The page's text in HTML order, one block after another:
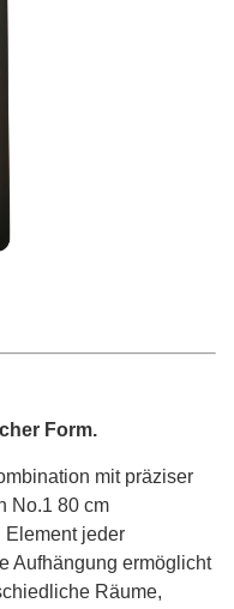
Form.
mit präziser
No.1 80 cm
Element jeder
Aufhängung ermöglicht
Räume,